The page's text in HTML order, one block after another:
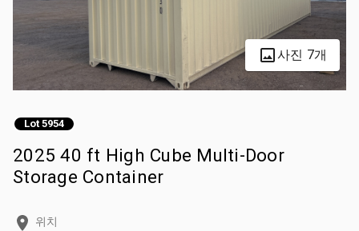
사진 7개
Lot 5954
2025 40 ft High Cube Multi-Door
Storage Container
위치